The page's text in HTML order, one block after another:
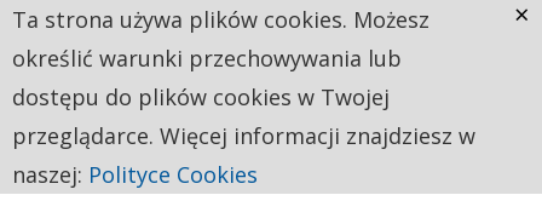
Ta strona używa plików cookies. Możesz
określić warunki przechowywania lub
dostępu do plików cookies w Twojej
przeglądarce. Więcej informacji znajdziesz w
naszej: Polityce Cookies
×